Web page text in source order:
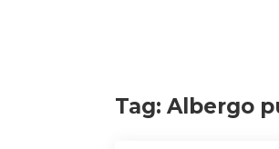
Tag: Albergo